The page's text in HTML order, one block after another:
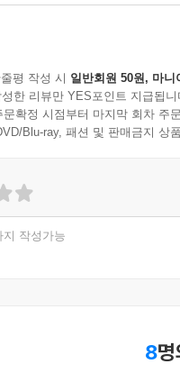
평 작성 시 일반회원 50원, 마니
한 리뷰만 YES포인트 지급됩니
확정 시점부터 마지막 회차 주
Blu-ray, 패션 및 판매금지 상
지 작성가능
8